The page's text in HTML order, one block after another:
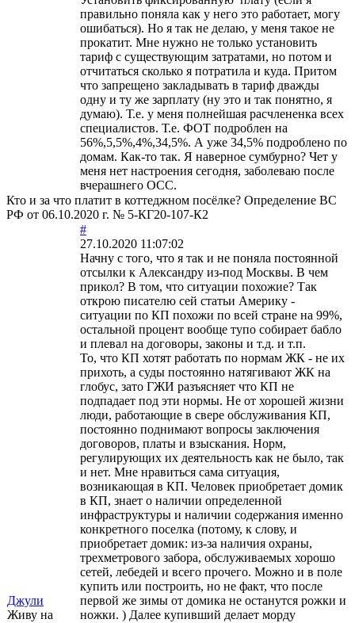
правильно поняла как у него это работает, могу
ошибаться). Но я так не делаю, у меня такое не
прокатит. Мне нужно не только установить
тариф с существующим затратами, но потом и
отчитаться сколько я потратила и куда. Притом
что запрещено закладывать в тариф дважды
одну и ту же зарплату (ну это и так понятно, я
думаю). Т.е. у меня полнейшая расчлененка всех
специалистов. Т.е. ФОТ подроблен на
56%,5,5%,4%,34,5%. А уже 34,5% подроблено по
домам. Как-то так. Я наверное сумбурно? Чет у
меня нет настроения сегодня, заболеваю после
вчерашнего ОСС.
Кто и за что платит в коттеджном посёлке? Определение ВС
РФ от 06.10.2020 г. № 5-КГ20-107-К2
Джули
Живу на
#
27.10.2020 11:07:02
Начну с того, что я так и не поняла постоянной
отсылки к Александру из-под Москвы. В чем
прикол? В том, что ситуации похожие? Так
открою писателю сей статьи Америку -
ситуации по КП похожи по всей стране на 99%,
остальной процент вообще тупо собирает бабло
и плевал на договоры, законы и т.д. и т.п.
То, что КП хотят работать по нормам ЖК - не их
прихоть, а суды постоянно натягивают ЖК на
глобус, зато ГЖИ разъясняет что КП не
подпадает под эти нормы. Не от хорошей жизни
люди, работающие в свере обслуживания КП,
постоянно поднимают вопросы заключения
договоров, платы и взыскания. Норм,
регулирующих их деятельность как не было, так
и нет. Мне нравиться сама ситуация,
возникающая в КП. Человек приобретает домик
в КП, знает о наличии определенной
инфраструктуры и наличии содержания именно
конкретного поселка (потому, к слову, и
приобретает домик: из-за наличия охраны,
трехметрового забора, обслуживаемых хорошо
сетей, лебедей и всего прочего. Можно и в поле
купить или построить, но не факт, что после
первой же зимы от домика не останутся рожки и
ножки. ) Далее купивший делает морду